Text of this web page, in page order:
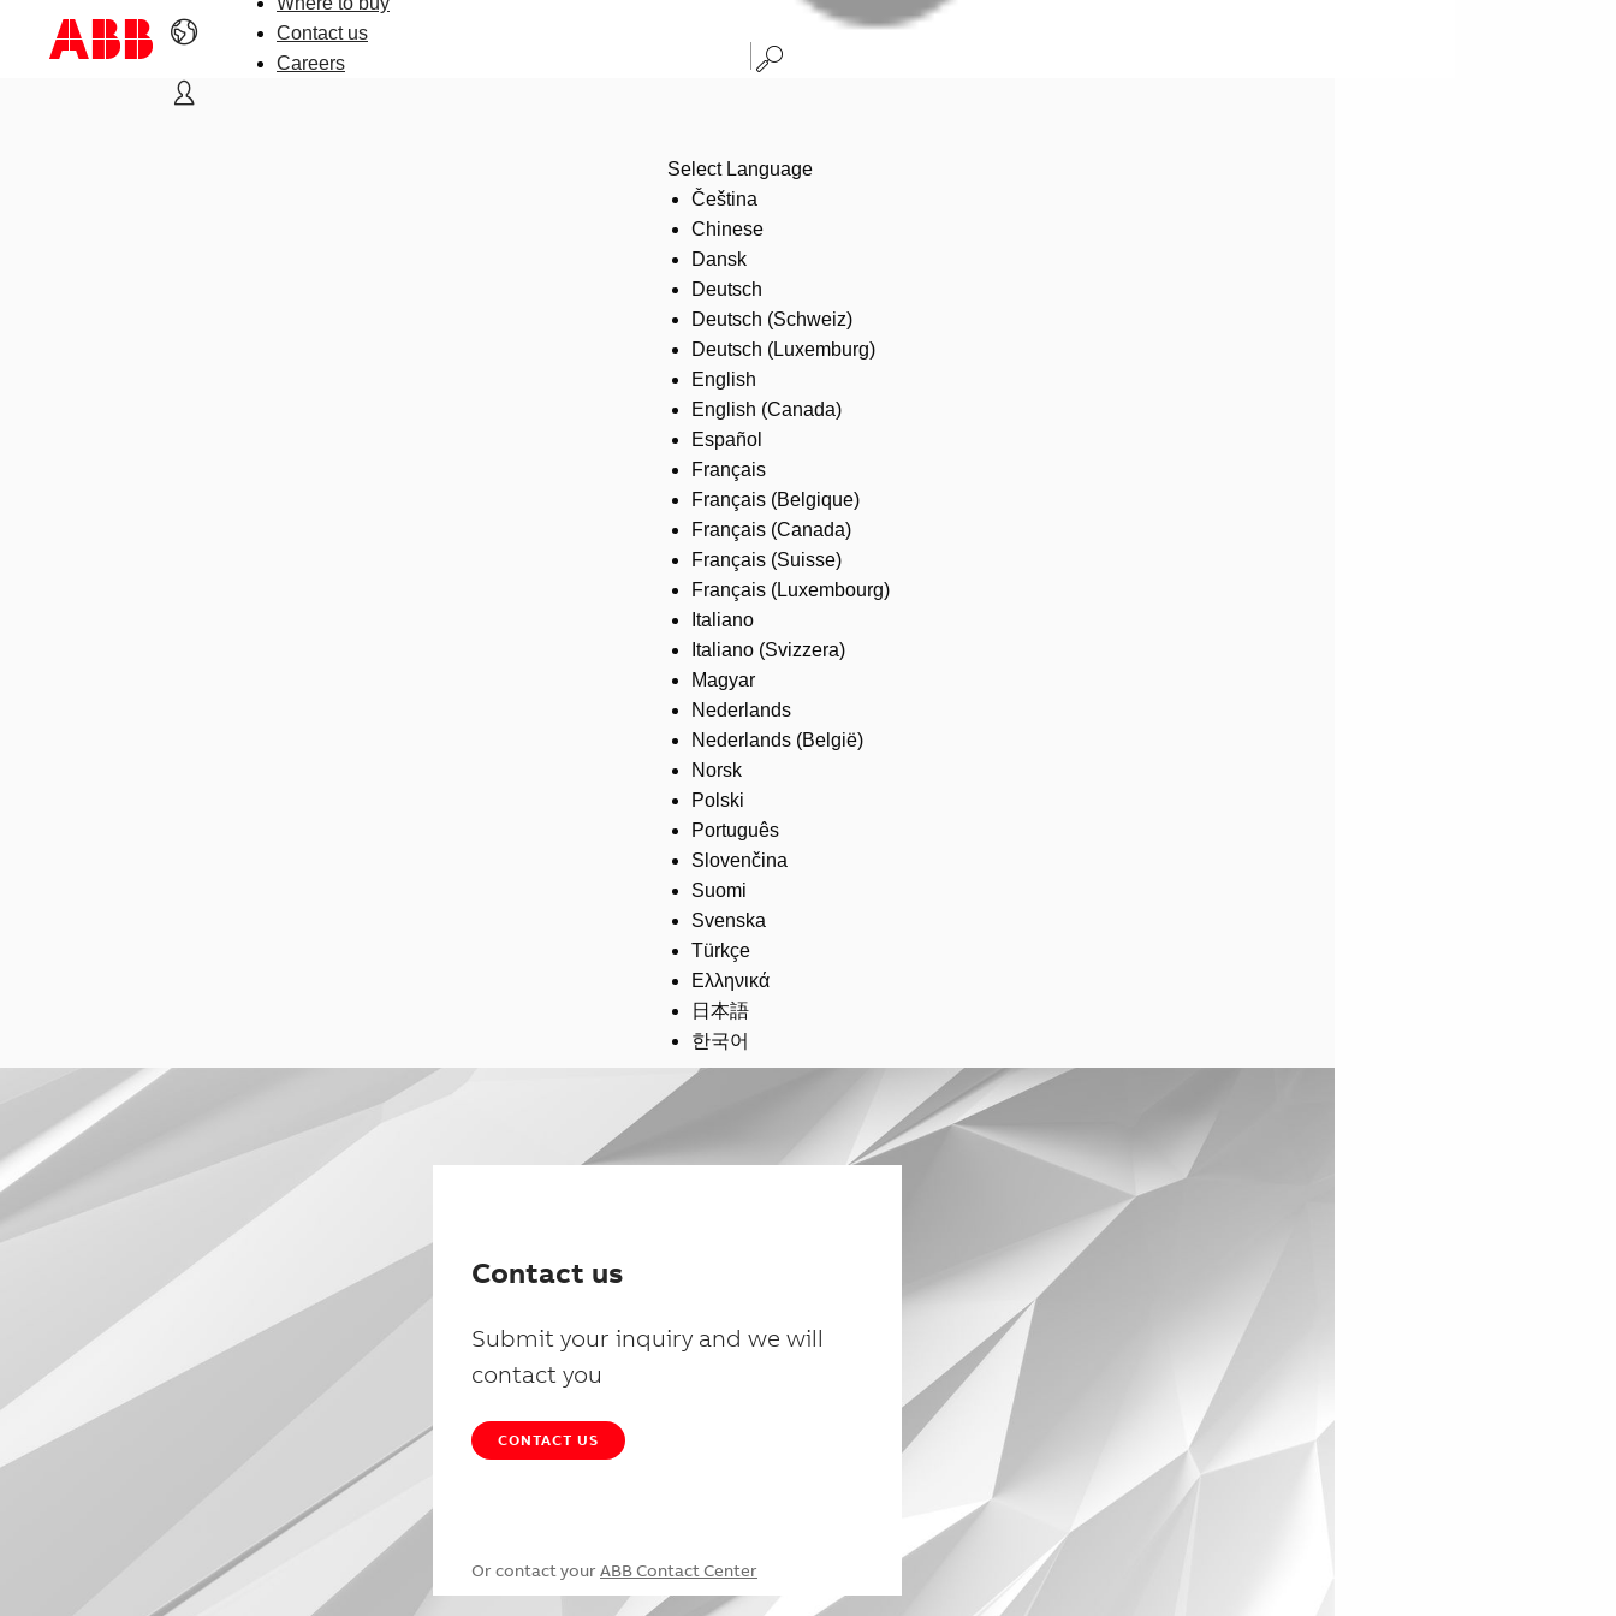
Contact us
Careers
Select Language
Čeština
Chinese
Dansk
Deutsch
Deutsch (Schweiz)
Deutsch (Luxemburg)
English
English (Canada)
Español
Français
Français (Belgique)
Français (Canada)
Français (Suisse)
Français (Luxembourg)
Italiano
Italiano (Svizzera)
Magyar
Nederlands
Nederlands (België)
Norsk
Polski
Português
Slovenčina
Suomi
Svenska
Türkçe
Ελληνικά
日本語
한국어
Contact us
Submit your inquiry and we will
contact you
CONTACT US
Or contact your ABB Contact Center